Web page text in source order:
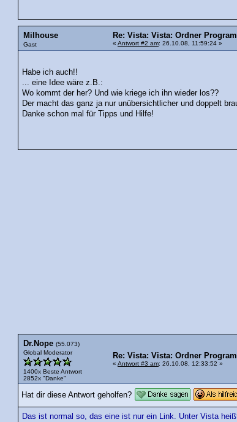
Milhouse
Gast
Re: Vista: Vista: Ordner
« Antwort #2 am: 26.10.08, 11:59:24 »
Habe ich auch!!
... eine Idee wäre z.B.:
Wo kommt der her? Und wie kriege ich ihn wieder los??
Der macht das ganz ja nur unübersichtlicher und doppelt
Danke schon mal für Tipps und Hilfe!
Dr.Nope (55.073)
Global Moderator
1400x Beste Antwort
2852x "Danke"
Re: Vista: Vista: Ordner
« Antwort #3 am: 26.10.08, 12:33:52 »
Hat dir diese Antwort geholfen?
Das ist normal so, das eine ist nur ein Link. Unter Vista